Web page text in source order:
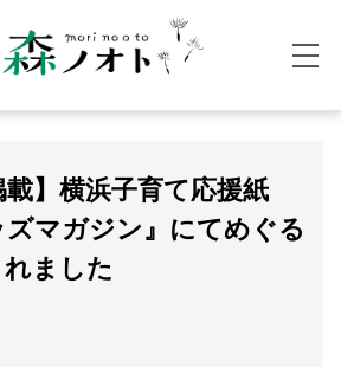
載】横浜子育て応援紙
ズマガジン』にてめぐる
ました